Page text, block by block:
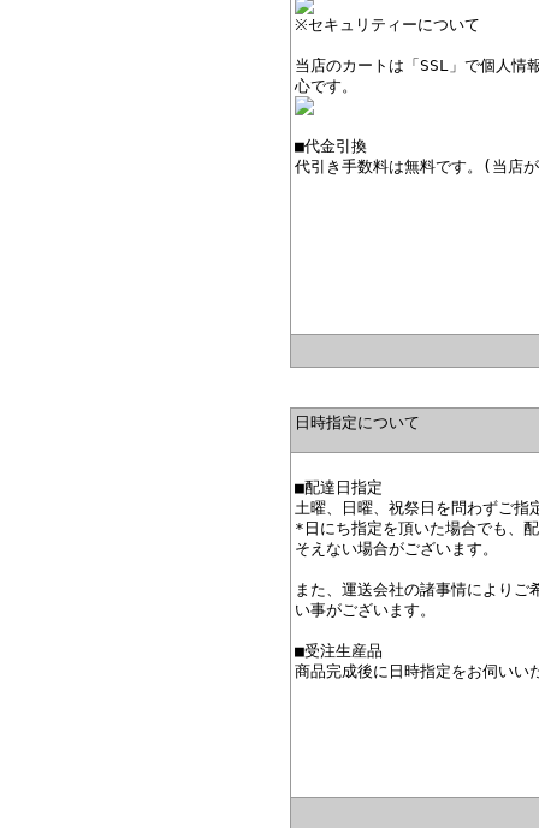
※セキュリティーについて
当店のカートは「SSL」で個人情
心です。
■代金引換
代引き手数料は無料です。(当店
日時指定について
■配達日指定
土曜、日曜、祝祭日を問わずご指
*日にち指定を頂いた場合でも、
そえない場合がございます。
また、運送会社の諸事情によりご
い事がございます。
■受注生産品
商品完成後に日時指定をお伺いい